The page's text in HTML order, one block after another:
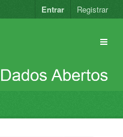
Entrar Registrar